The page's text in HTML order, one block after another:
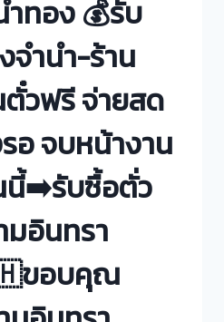
ทอง 💰รับ
จำนำ-ร้าน
ตั๋วฟรี จ่ายสด
อ จบหน้างาน
นี้➡️รับซื้อตั่ว
มอินทรา
ขอบคุณ